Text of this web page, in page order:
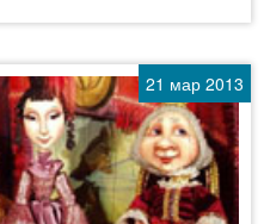
21 мар 2013